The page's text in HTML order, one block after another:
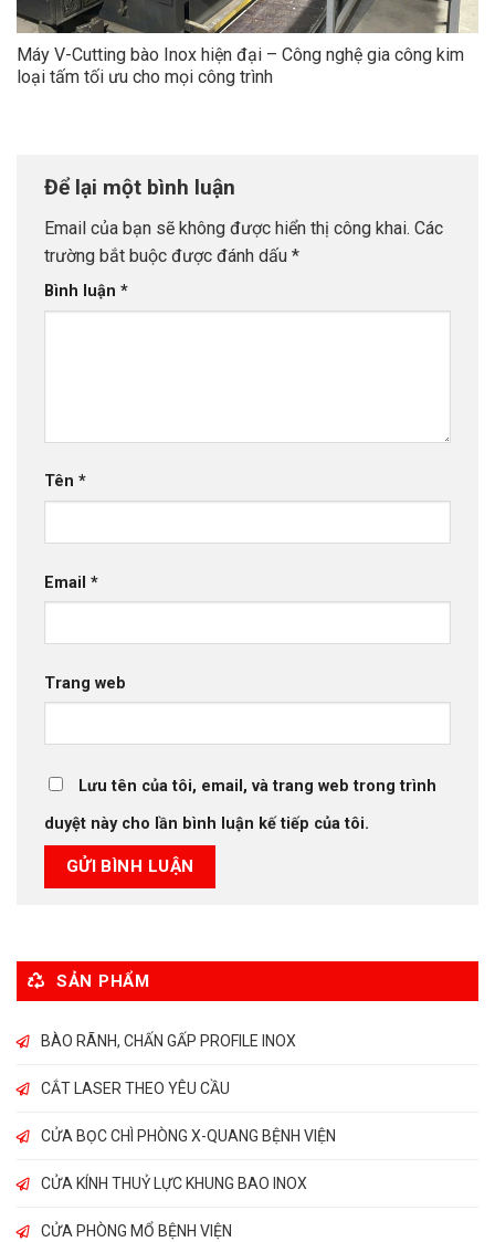
Máy V-Cutting bào Inox hiện đại – Công nghệ gia công kim
loại tấm tối ưu cho mọi công trình
Để lại một bình luận
Email của bạn sẽ không được hiển thị công khai. Các
trường bắt buộc được đánh dấu *
Bình luận *
Tên *
Email *
Trang web
Lưu tên của tôi, email, và trang web trong trình
duyệt này cho lần bình luận kế tiếp của tôi.
SẢN PHẨM
BÀO RÃNH, CHẤN GẤP PROFILE INOX
CẮT LASER THEO YÊU CẦU
CỬA BỌC CHÌ PHÒNG X-QUANG BỆNH VIỆN
CỬA KÍNH THUỶ LỰC KHUNG BAO INOX
CỬA PHÒNG MỔ BỆNH VIỆN